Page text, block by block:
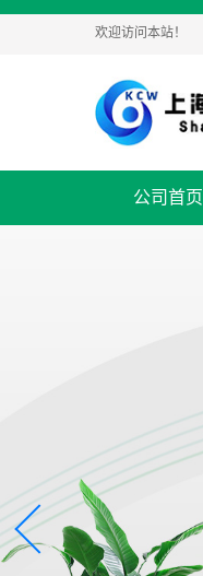
欢迎访问本站！
公司首页